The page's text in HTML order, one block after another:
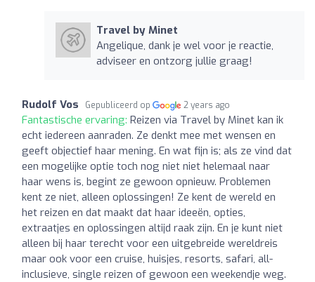
Travel by Minet
Angelique, dank je wel voor je reactie,
adviseer en ontzorg jullie graag!
Rudolf Vos Gepubliceerd op 2 years ago
Fantastische ervaring: Reizen via Travel by Minet kan ik
echt iedereen aanraden. Ze denkt mee met wensen en
geeft objectief haar mening. En wat fijn is; als ze vind dat
een mogelijke optie toch nog niet niet helemaal naar
haar wens is, begint ze gewoon opnieuw. Problemen
kent ze niet, alleen oplossingen! Ze kent de wereld en
het reizen en dat maakt dat haar ideeën, opties,
extraatjes en oplossingen altijd raak zijn. En je kunt niet
alleen bij haar terecht voor een uitgebreide wereldreis
maar ook voor een cruise, huisjes, resorts, safari, all-
inclusieve, single reizen of gewoon een weekendje weg.